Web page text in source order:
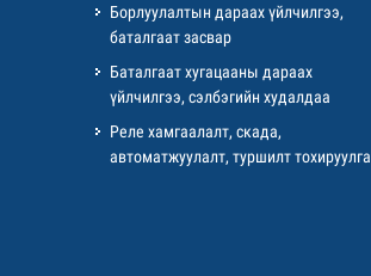
Борлуулалтын дараах үйлчилгээ,
баталгаат засвар
Баталгаат хугацааны дараах
үйлчилгээ, сэлбэгийн худалдаа
Реле хамгаалалт, скада,
автоматжуулалт, туршилт тохируулга